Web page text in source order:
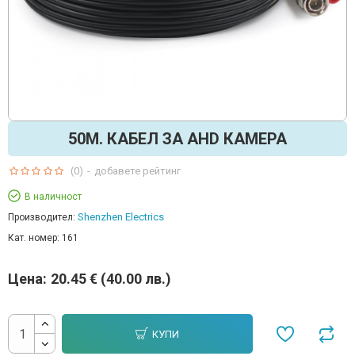
50М. КАБЕЛ ЗА AHD КАМЕРА
В наличност
Производител: Shenzhen Electrics
Кат. номер: 161
(0) - добавете рейтинг
Цена: 20.45 € (40.00 лв.)
КУПИ